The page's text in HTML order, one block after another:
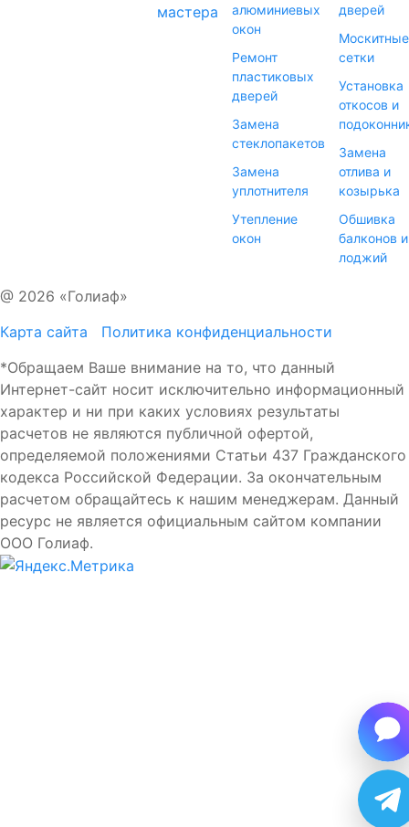
мастера
алюминиевых
окон
Ремонт
пластиковых
дверей
Замена
стеклопакетов
Замена
уплотнителя
Утепление
окон
дверей
Москитные
сетки
Установка
откосов и
Замена
отлива и
козырька
Обшивка
балконов и
лоджий
@ 2026 «Голиаф»
Карта сайта
Политика конфиденциальности
*Обращаем Ваше внимание на то, что данный
Интернет-сайт носит исключительно информационный
характер и ни при каких условиях результаты
расчетов не являются публичной офертой,
определяемой положениями Статьи 437 Гражданского
кодекса Российской Федерации. За окончательным
расчетом обращайтесь к нашим менеджерам. Данный
ресурс не является официальным сайтом компании
ООО Голиаф.